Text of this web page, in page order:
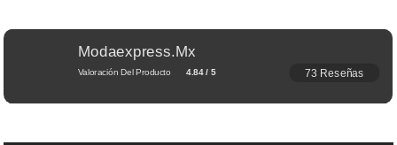
Modaexpress.mx
Valoración Del Producto 4.84 / 5 73 Reseñas